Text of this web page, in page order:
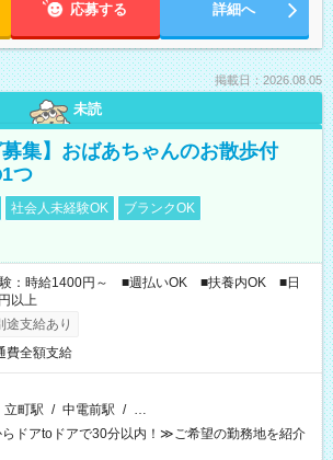
応募する 詳細へ
掲載日：2026.08.05
未読
募集】おばあちゃんのお散歩付
つ
社会人未経験OK
ブランクOK
験：時給1400円～ ■週払いOK ■扶養内OK ■日
以上
途支給あり
費全額支給
立町駅 / 中電前駅 / …
ドアtoドアで30分以内！≫ご希望の勤務地を紹介